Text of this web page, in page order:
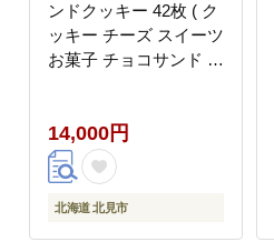
ンドクッキー 42枚 ( ク
ッキー チーズ スイーツ
お菓子 チョコサンド )
14,000円
北海道 北見市